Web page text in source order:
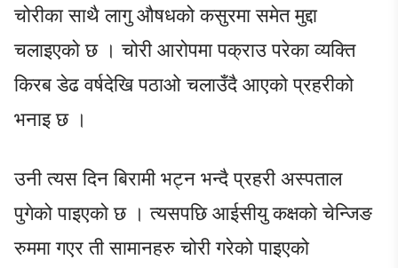
चोरीका साथै लागु औषधको कसुरमा समेत मुद्दा
चलाइएको छ । चोरी आरोपमा पक्राउ परेका व्यक्ति
किरब डेढ वर्षदेखि पठाओ चलाउँदै आएको प्रहरीको
भनाइ छ ।
उनी त्यस दिन बिरामी भट्न भन्दै प्रहरी अस्पताल
पुगेको पाइएको छ । त्यसपछि आईसीयु कक्षको चेन्जिङ
रुममा गएर ती सामानहरु चोरी गरेको पाइएको